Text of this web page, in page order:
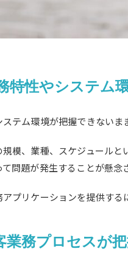
特性やシステム
テム環境が把握できない
模、業種、スケジュール
問題が発生することが懸念
プリケーションを提供す
業務プロセスが